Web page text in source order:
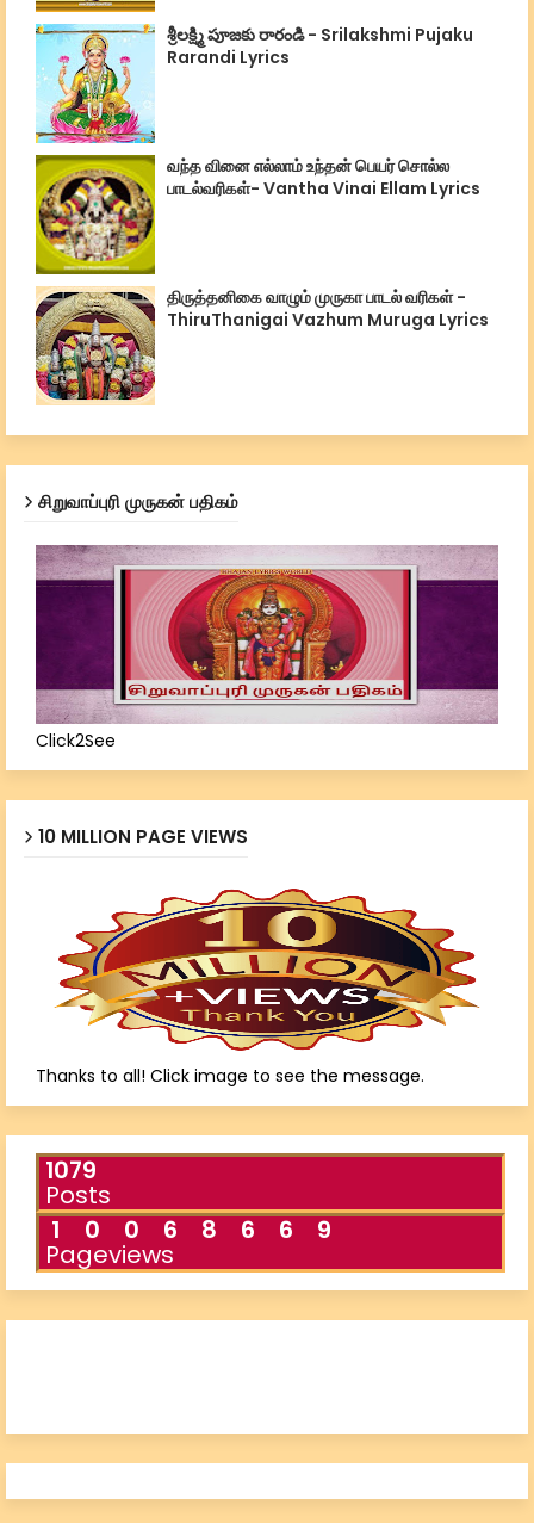
శ్రీలక్ష్మి పూజకు రారండి - Srilakshmi Pujaku
Rarandi Lyrics
வந்த வினை எல்லாம் உந்தன் பெயர் சொல்ல
பாடல்வரிகள்- Vantha Vinai Ellam Lyrics
திருத்தனிகை வாழும் முருகா பாடல் வரிகள் -
ThiruThanigai Vazhum Muruga Lyrics
சிறுவாப்புரி முருகன் பதிகம்
Click2See
10 MILLION PAGE VIEWS
Thanks to all! Click image to see the message.
1079
Posts
1
0 0 6 8 6 6 9
Pageviews